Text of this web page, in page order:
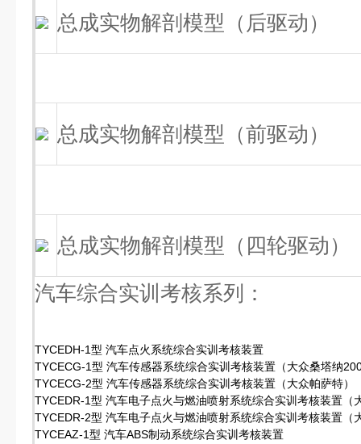
总成实物解剖模型（后驱动）
总成实物解剖模型（前驱动）
总成实物解剖模型（四轮驱动）
汽车综合实训考核系列：
TYCEDH-1型 汽车点火系统综合实训考核装置
TYCECG-1型 汽车传感器系统综合实训考核装置（大众桑塔纳
TYCECG-2型 汽车传感器系统综合实训考核装置（大众帕萨特）
TYCEDR-1型 汽车电子点火与燃油喷射系统综合实训考核装置（
TYCEDR-2型 汽车电子点火与燃油喷射系统综合实训考核装置（
TYCEAZ-1型 汽车ABS制动系统综合实训考核装置